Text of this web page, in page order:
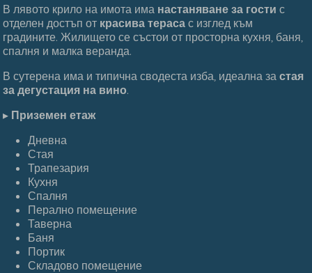
В лявото крило на имота има настаняване за гости с
отделен достъп от красива тераса с изглед към
градините. Жилището се състои от просторна кухня, баня,
спалня и малка веранда.
В сутерена има и типична сводеста изба, идеална застая
за дегустация на вино.
▸ Приземен етаж
Дневна
Стая
Трапезария
Кухня
Спалня
Перално помещение
Таверна
Баня
Портик
Складово помещение